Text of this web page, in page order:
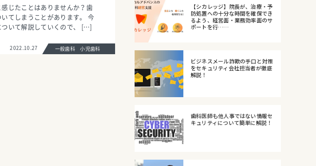
じたことはありませんか？歯
てしまうことがあります。 今
ついて解説していくので、 […]
2022.10.27 一般歯科 小児歯科
【シカレッジ】院長が、治療・予
防処置への十分な時間を確保でき
るよう、経営面・業務効率面のサ
ポートを行……
ビジネスメール詐欺の手口と対策
をセキュリティ会社担当者が徹底
解説！
歯科医師も他人事ではない情報セ
キュリティについて簡単に解説！